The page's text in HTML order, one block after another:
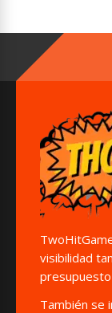
visibilidad
También se